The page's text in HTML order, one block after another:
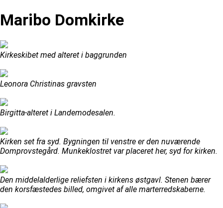
Maribo Domkirke
Kirkeskibet med alteret i baggrunden
Leonora Christinas gravsten
Birgitta-alteret i Landemodesalen.
Kirken set fra syd. Bygningen til venstre er den nuværende
Domprovstegård. Munkeklostret var placeret her, syd for kirken.
Den middelalderlige reliefsten i kirkens østgavl. Stenen bærer
den korsfæstedes billed, omgivet af alle marterredskaberne.